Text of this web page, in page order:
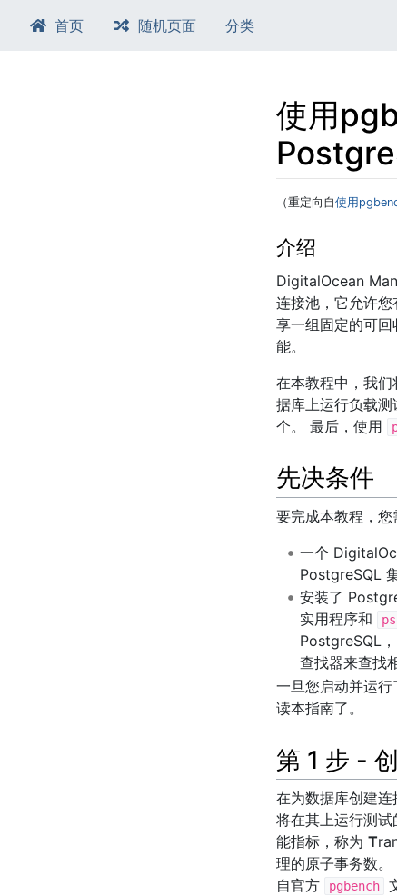
首页 随机页面 分类
使用
（重定向自使用
介绍
DigitalOcean
连接池，它允许
享一组固定的可
能。
在本教程中，我
据库上运行负载
个。 最后，使用
先决条件
要完成本教程，您
一个
PostgreSQL
安装了
实用程序和
PostgreSQL
查找器来查找
一旦您启动并运
读本指南了。
第 1 步 -
在为数据库创建
将在其上运行测试
能指标，称为 T
理的原子事务数
自官方
pgbench